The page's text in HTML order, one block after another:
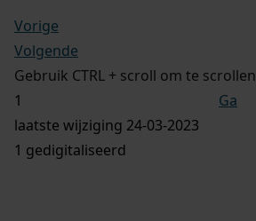
Vorige
Volgende
Gebruik CTRL + scroll om te scrollen
Ga
laatste wijziging 24-03-2023
1 gedigitaliseerd